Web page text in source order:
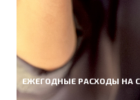
ЕЖЕГОДНЫЕ РАСХОДЫ НА